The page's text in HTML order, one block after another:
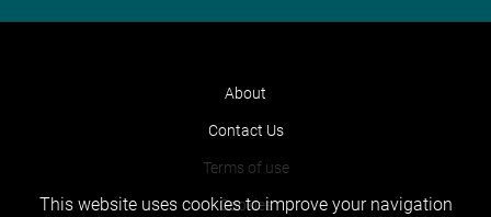
About
Contact Us
Terms of use
Cookies
This website uses cookies to improve your navigation